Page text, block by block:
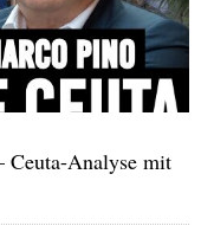
Ceuta-Analyse mit